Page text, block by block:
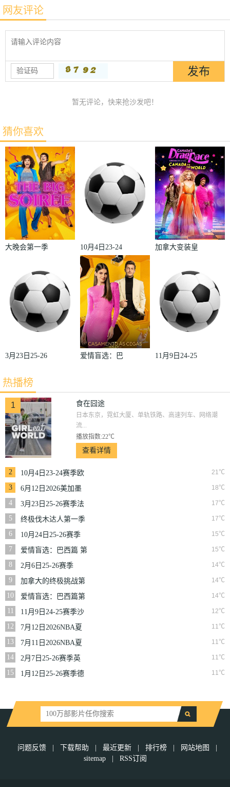
网友评论
暂无评论，快来抢沙发吧！
猜你喜欢
大晚会第一季
10月4日23-24
赛季欧冠小组
赛第2轮那不
勒斯VS皇家
马德里
加拿大变装皇
对阵世界
2022
3月23日25-26
轮雷恩VS梅
斯
爱情盲选：巴
11月9日24-25
利
热播榜
1 食在囧途
日本东京，霓虹大厦、单轨铁路、高速列车、网络潮
流...
播放指数:22℃
查看详情
2 21℃
10月4日23-24赛季欧
冠小组赛第2轮那不
勒斯VS皇家马德里
3 18℃
6月12日2026美加墨
世界杯小组赛韩国VS
捷克
4 17℃
3月23日25-26赛季法
甲第27轮雷恩VS梅斯
5 17℃
终极伐木达人第一季
6
15℃
10月24日25-26赛季
NBA常规赛掘金VS
勇士
7 15℃
爱情盲选：巴西篇 第
二季
8 14℃
2月6日25-26赛季
NBA常规赛篮网VS
魔术
9 14℃
加拿大的终极挑战第
一季
10 14℃
爱情盲选：巴西篇第
二季
11 12℃
11月9日24-25赛季沙
联第10轮利雅得体育
VS利雅得胜利
12 11℃
7月12日2026NBA夏
季联赛尼克斯VS马刺
13 11℃
7月11日2026NBA夏
季联赛公牛VS灰熊
14 11℃
2月7日25-26赛季英
超第25轮伯恩利VS西
汉姆联
15 11℃
1月12日25-26赛季德
问题反馈 下载帮助 最近更新 排行榜 网站地图
sitemap
RSS订阅